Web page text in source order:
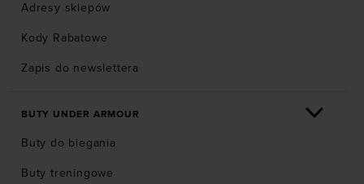
Adresy sklepów
Kody Rabatowe
Zapis do newslettera
BUTY UNDER ARMOUR
Buty do biegania
Buty treningowe